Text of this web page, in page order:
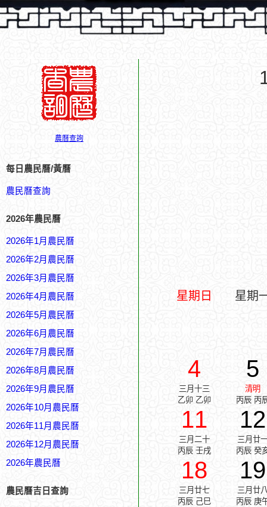
農曆查詢
每日農民曆/黃曆
農民曆查詢
2026年農民曆
2026年1月農民曆
2026年2月農民曆
2026年3月農民曆
2026年4月農民曆
2026年5月農民曆
2026年6月農民曆
2026年7月農民曆
2026年8月農民曆
2026年9月農民曆
2026年10月農民曆
2026年11月農民曆
2026年12月農民曆
2026年農民曆
農民曆吉日查詢
星期日 星期
4
三月十三
乙卯 乙卯
5
清明
丙辰 丙
11
三月二十
丙辰 壬戌
12
三月廿
丙辰 癸
18
三月廿七
丙辰 己巳
19
三月廿
丙辰 庚